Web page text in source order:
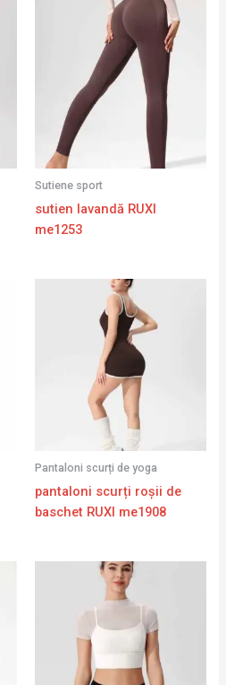
Sutiene sport
sutien lavandă RUXI
me1253
Pantaloni scurți de yoga
pantaloni scurți roșii de
baschet RUXI me1908